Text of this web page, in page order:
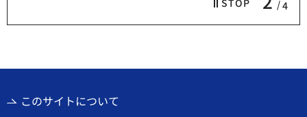
STOP 4
このサイトについて